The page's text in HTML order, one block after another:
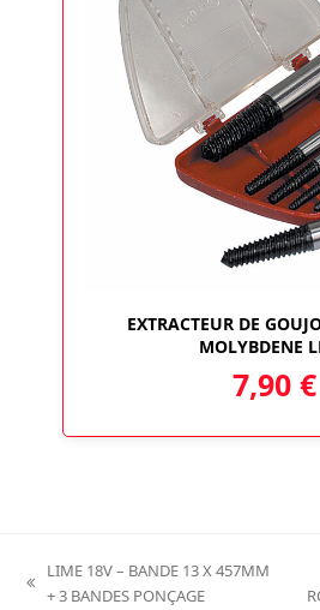
EXTRACTEUR DE
MOLYBDENE
7,90 €
previous
LIME 18V – BANDE 13 X 457MM
+ 3 BANDES PONÇAGE